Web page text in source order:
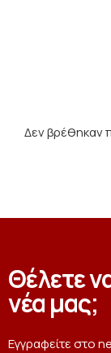
Δεν βρέθηκαν
Θέλετε
νέα μας;
Εγγραφείτε στο